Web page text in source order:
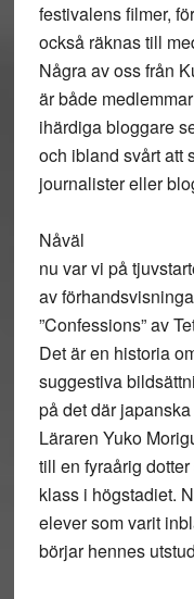
festivalens filmer,
också räknas till
Några av oss från
är både
ihärdiga bloggare
och ibland svårt att
journalister eller
Nåväl
nu var vi på
av
”Confessions” av
Det är en historia
suggestiva
på det där
Läraren Yuko
till en fyraårig
klass i högstadiet.
elever som varit
börjar hennes